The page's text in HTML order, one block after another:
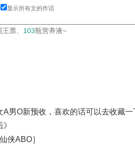
显示所有文的作话
票、 103瓶营养液~
A男O新预收，喜欢的话可以去收藏一
侠ABO］